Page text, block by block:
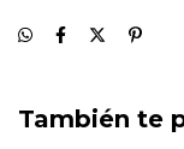
También te